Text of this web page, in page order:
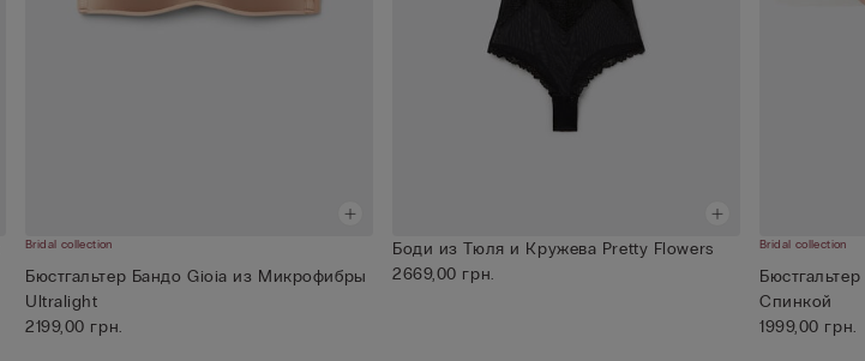
Bridal collection
Бюстгальтер Бандо Gioia из Микрофибры
Ultralight
2199,00 грн.
Боди из Тюля и Кружева Pretty Flowers
2669,00 грн.
Bridal collection
Спинкой
1999,00 грн.